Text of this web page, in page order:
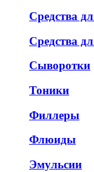
Средства
Средства
Сыворотки
Тоники
Филлеры
Флюиды
Эмульсии